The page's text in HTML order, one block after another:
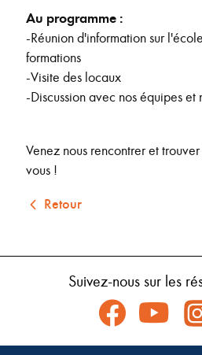
Au programme :
-Réunion d'information sur
formations
-Visite des locaux
-Discussion avec nos équipes et
Venez nous rencontrer et
vous !
Retour
Suivez-nous sur les